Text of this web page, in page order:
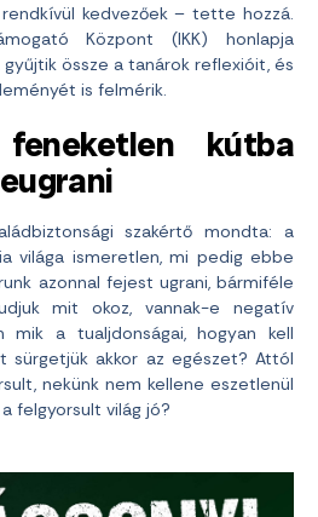
kedvezőek – tette hozzá.
Központ (IKK) honlapja
össze a tanárok reflexióit, és
is felmérik.
kútba
szakértő mondta: a
világa ismeretlen, mi pedig ebbe
azonnal fejest ugrani, bármiféle
mit okoz, vannak-e negatív
mik a tualjdonságai, hogyan kell
sürgetjük akkor az egészet? Attól
nekünk nem kellene eszetlenül
felgyorsult világ jó?